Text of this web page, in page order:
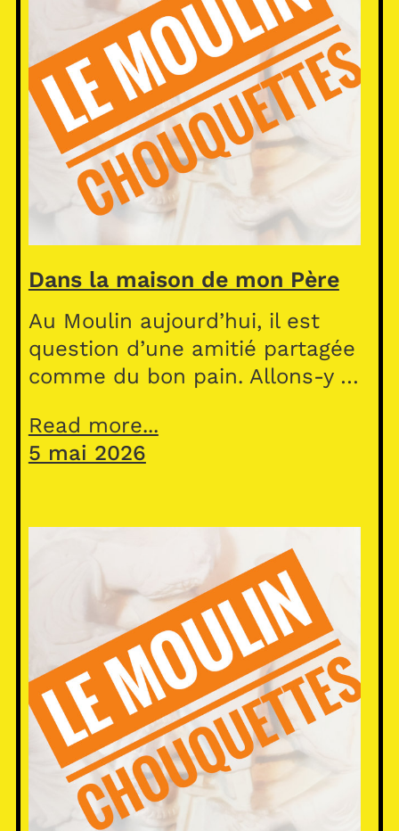
Dans la maison de mon Père
Au Moulin aujourd’hui, il est
question d’une amitié partagée
comme du bon pain. Allons-y …
Read more...
5 mai 2026